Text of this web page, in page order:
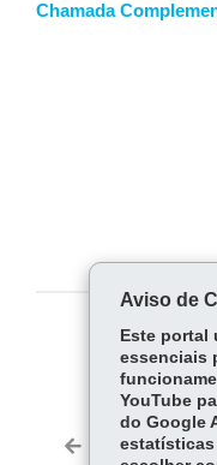
Chamada
Voltar
Aviso de
Este portal
essenciais
YouTube
do Google
estatísticas